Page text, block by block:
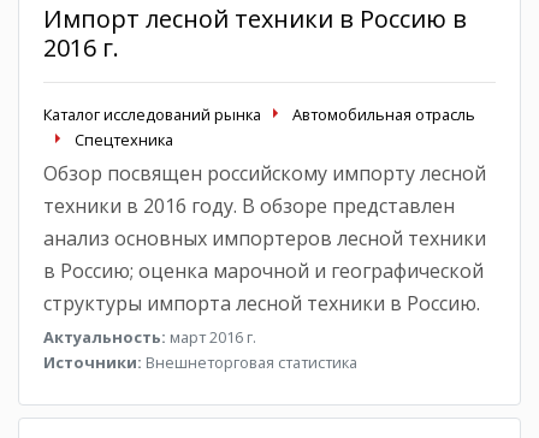
Импорт лесной техники в Россию в
2016 г.
Каталог исследований рынка
Автомобильная отрасль
Спецтехника
Обзор посвящен российскому импорту лесной
техники в 2016 году. В обзоре представлен
анализ основных импортеров лесной техники
в Россию; оценка марочной и географической
структуры импорта лесной техники в Россию.
Актуальность: март 2016 г.
Источники: Внешнеторговая статистика